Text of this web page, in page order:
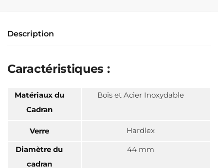
Description
Caractéristiques :
Matériaux du
Cadran
Bois et Acier Inoxydable
Verre Hardlex
Diamètre du
cadran
44 mm